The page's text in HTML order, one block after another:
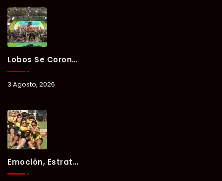
Lobos Se Corona Campeón Del Verano Xul-Há 2026 Tras Tres Días De Intensa Competencia.
3 Agosto, 2026
Emoción, Estrategia Y Trabajo En Equipo Marcan El Segundo Día Del Verano Xul-Há 2026.